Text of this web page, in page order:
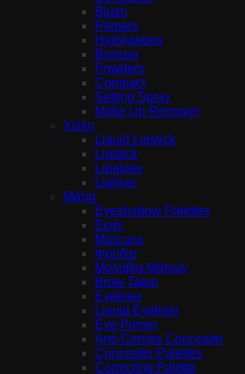
Blush
Primers
Highlighters
Bronzer
Powders
Compact
Setting Spray
Make Up Remover
Χείλη
Liquid Lipstick
Lipstick
Lipgloss
Lipliner
Μάτια
Eyeshadow Palettes
Σκιές
Mascara
Φρύδια
Μολύβια Ματιών
Brow Tatoo
Eyeliner
Liquid Eyeliner
Eye Primer
Anti-Cernes Concealer
Concealer Palettes
Correcting Palette